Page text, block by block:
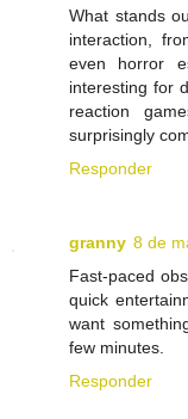
What stands
interaction,
even horror
interesting for
reaction
surprisingly
Responder
granny 8 de
Fast-paced
quick
want
few minutes.
Responder